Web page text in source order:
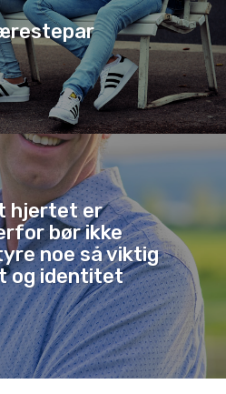
hjertet er
bør ikke
noe så viktig
og identitet